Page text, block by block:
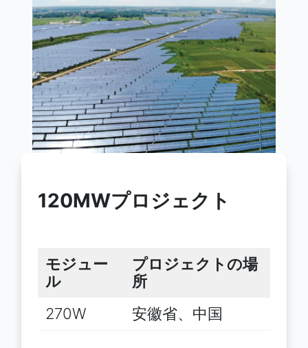
120MWプロジェクト
モジュー
ル
プロジェクトの場
所
270W
安徽省、中国